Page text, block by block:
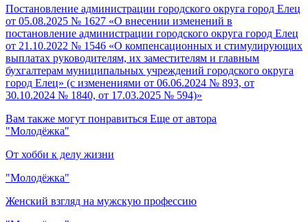
Постановление администрации городского округа город Елец
от 05.08.2025 № 1627 «О внесении изменений в
постановление администрации городского округа город Елец
от 21.10.2022 № 1546 «О компенсационных и стимулирующих
выплатах руководителям, их заместителям и главным
бухгалтерам муниципальных учреждений городского округа
город Елец» (с изменениями от 06.06.2024 № 893, от
30.10.2024 № 1840, от 17.03.2025 № 594)»
Вам также могут понравиться Еще от автора
"Молодёжка"
От хобби к делу жизни
"Молодёжка"
Женский взгляд на мужскую профессию